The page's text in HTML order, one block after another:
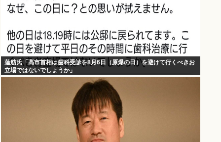
蓮舫氏「高市首相は歯科受診を8月6日（原爆の日）を避けて行くべきお
立場ではないでしょうか」